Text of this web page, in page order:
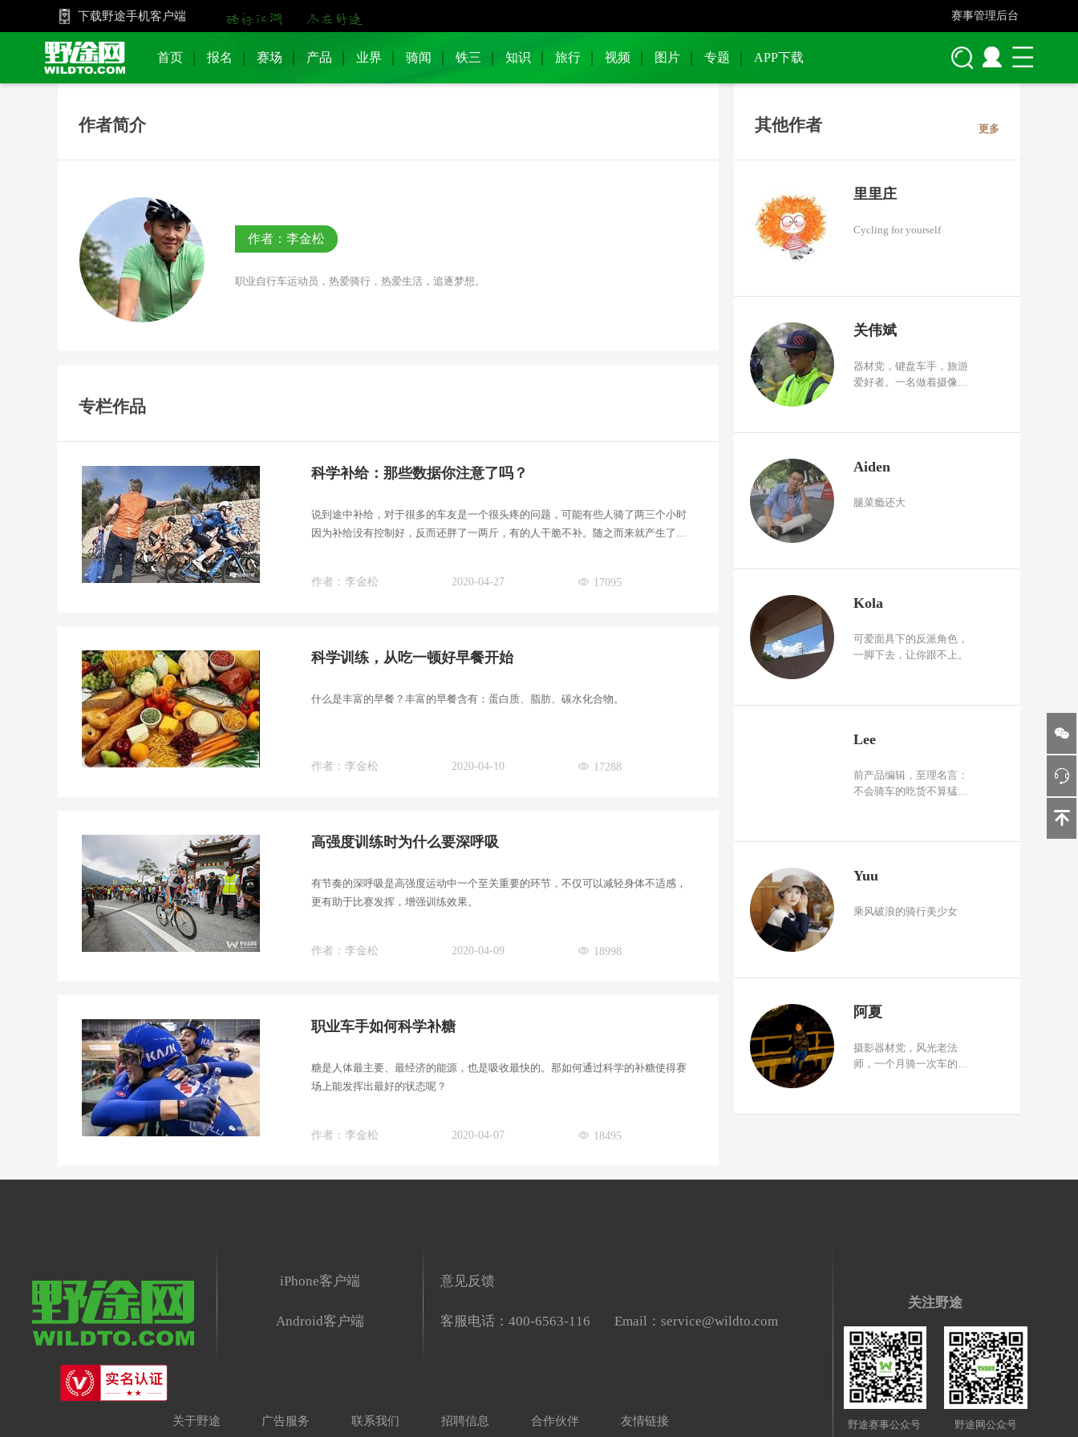
下载野途手机客户端 赛事管理后台
首页 报名 赛场 产品 业界 骑闻 铁三 知识 旅行 视频 图片 专题 APP下载
作者简介
作者：李金松
职业自行车运动员，热爱骑行，热爱生活，追逐梦想。
专栏作品
科学补给：那些数据你注意了吗？
说到途中补给，对于很多的车友是一个很头疼的问题，可能有些人骑了两三个小时
因为补给没有控制好，反而还胖了一两斤，有的人干脆不补。随之而来就产生了补
作者：李金松 2020-04-27 17095
科学训练，从吃一顿好早餐开始
什么是丰富的早餐？丰富的早餐含有：蛋白质、脂肪、碳水化合物。
作者：李金松 2020-04-10 17288
高强度训练时为什么要深呼吸
有节奏的深呼吸是高强度运动中一个至关重要的环节，不仅可以减轻身体不适感，
更有助于比赛发挥，增强训练效果。
作者：李金松 2020-04-09 18998
职业车手如何科学补糖
糖是人体最主要、最经济的能源，也是吸收最快的。那如何通过科学的补糖使得赛
场上能发挥出最好的状态呢？
作者：李金松 2020-04-07 18495
其他作者 更多
里里庄
Cycling for yourself
关伟斌
器材党，键盘车手，旅游
爱好者。一名做着摄像师
地，如今想靠一台相机到
年赛事摄像工作，因为不
作。
Aiden
腿菜瘾还大
Kola
可爱面具下的反派角色，
一脚下去，让你跟不上。
Lee
前产品编辑，至理名言：
不会骑车的吃货不算猛
Yuu
乘风破浪的骑行美少女
阿夏
摄影器材党，风光老法
师，一个月骑一次车的伪
iPhone客户端
Android客户端
意见反馈
客服电话：400-6563-116 Email：service@wildto.com
关于野途 广告服务 联系我们 招聘信息 合作伙伴 友情链接
关注野途
野途赛事公众号 野途网公众号